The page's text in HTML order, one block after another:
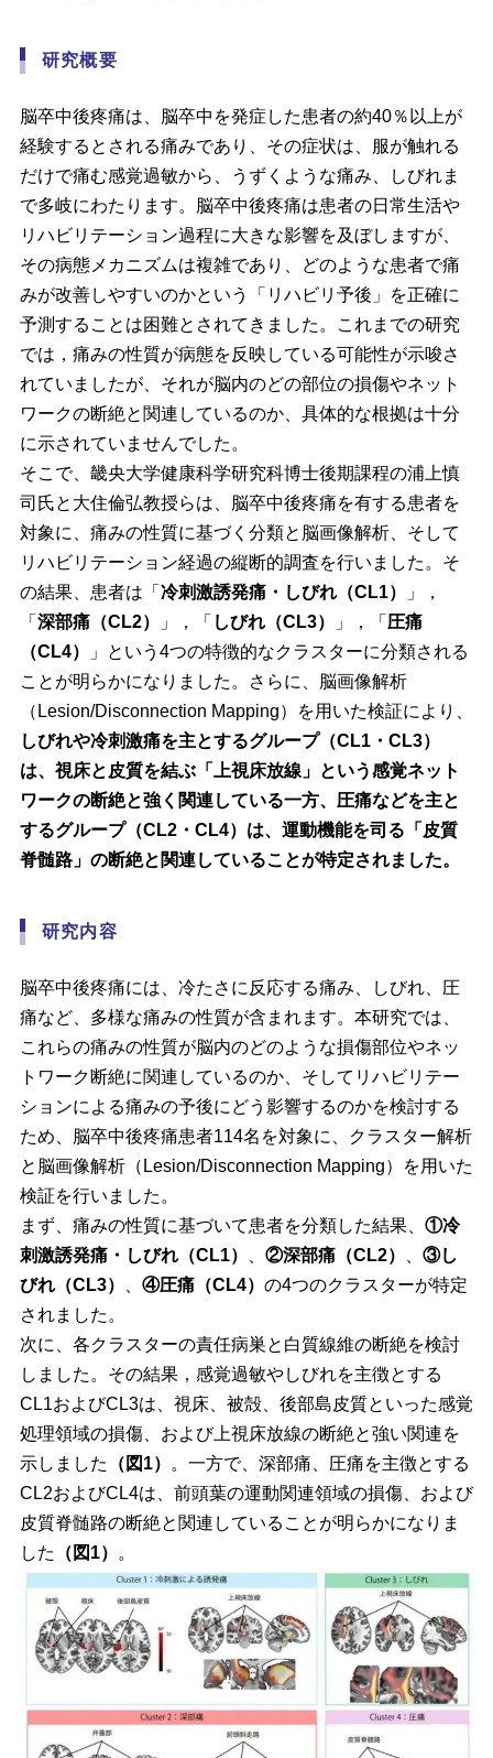
研究概要
脳卒中後疼痛は、脳卒中を発症した患者の約40％以上が
経験するとされる痛みであり、その症状は、服が触れる
だけで痛む感覚過敏から、うずくような痛み、しびれま
で多岐にわたります。脳卒中後疼痛は患者の日常生活や
リハビリテーション過程に大きな影響を及ぼしますが、
その病態メカニズムは複雑であり、どのような患者で痛
みが改善しやすいのかという「リハビリ予後」を正確に
予測することは困難とされてきました。これまでの研究
では，痛みの性質が病態を反映している可能性が示唆さ
れていましたが、それが脳内のどの部位の損傷やネット
ワークの断絶と関連しているのか、具体的な根拠は十分
に示されていませんでした。
そこで、畿央大学健康科学研究科博士後期課程の浦上慎
司氏と大住倫弘教授らは、脳卒中後疼痛を有する患者を
対象に、痛みの性質に基づく分類と脳画像解析、そして
リハビリテーション経過の縦断的調査を行いました。そ
の結果、患者は「 冷刺激誘発痛・しびれ（CL1）
」，
「 深部痛（CL2） 」，「 しびれ（CL3） 」，「 圧痛
（CL4）
」という4つの特徴的なクラスターに分類される
ことが明らかになりました。さらに、脳画像解析
（Lesion/Disconnection Mapping）を用いた検証により、
しびれや冷刺激痛を主とするグループ（CL1・CL3）
は、視床と皮質を結ぶ「上視床放線」という感覚ネット
ワークの断絶と強く関連している一方、圧痛などを主と
するグループ（CL2・CL4）は、運動機能を司る「皮質
脊髄路」の断絶と関連していることが特定されました。
研究内容
脳卒中後疼痛には、冷たさに反応する痛み、しびれ、圧
痛など、多様な痛みの性質が含まれます。本研究では、
これらの痛みの性質が脳内のどのような損傷部位やネッ
トワーク断絶に関連しているのか、そしてリハビリテー
ションによる痛みの予後にどう影響するのかを検討する
ため、脳卒中後疼痛患者114名を対象に、クラスター解析
と脳画像解析（Lesion/Disconnection Mapping）を用いた
検証を行いました。
まず、痛みの性質に基づいて患者を分類した結果、 ①冷
刺激誘発痛・しびれ（CL1）
②深部痛（CL2）
③し
びれ（CL3）
④圧痛（CL4） の4つのクラスターが特定
されました。
次に、各クラスターの責任病巣と白質線維の断絶を検討
しました。その結果，感覚過敏やしびれを主徴とする
CL1およびCL3は、視床、被殻、後部島皮質といった感覚
処理領域の損傷、および上視床放線の断絶と強い関連を
示しました
（図1）
。一方で、深部痛、圧痛を主徴とする
CL2およびCL4は、前頭葉の運動関連領域の損傷、および
皮質脊髄路の断絶と関連していることが明らかになりま
した
（図1） 。